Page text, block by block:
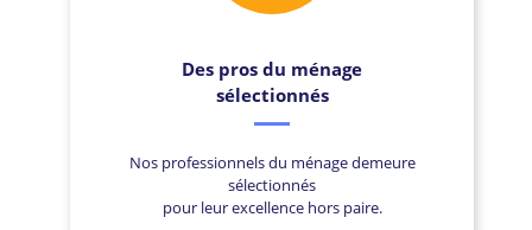
Des pros du ménage
sélectionnés
Nos professionnels du ménage demeure
sélectionnés
pour leur excellence hors paire.